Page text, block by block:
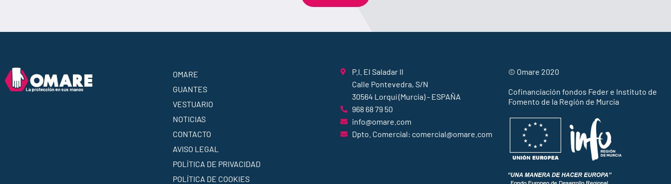
OMARE
GUANTES
VESTUARIO
NOTICIAS
CONTACTO
AVISO LEGAL
POLÍTICA DE PRIVACIDAD
POLÍTICA DE COOKIES
P.I. El Saladar II
Calle Pontevedra, S/N
30564 Lorquí (Murcia) - ESPAÑA
968 68 79 50
info@omare.com
Dpto. Comercial: comercial@omare.com
© Omare 2020
Cofinanciación fondos Feder e Instituto de
Fomento de la Región de Murcia